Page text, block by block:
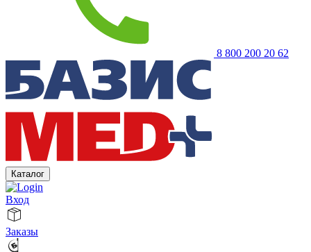
8 800 200 20 62
Каталог
Вход
Заказы